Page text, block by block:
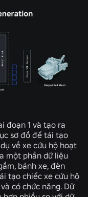
đoạn 1 và tạo ra
sơ đồ để tái tạo
về xe cứu hộ hoạt
một phần dữ liệu
bánh xe, đèn
tạo chiếc xe cứu hộ
có chức năng. Dữ